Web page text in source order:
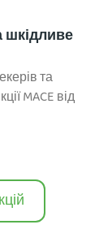
шкідливе
та
MACE від